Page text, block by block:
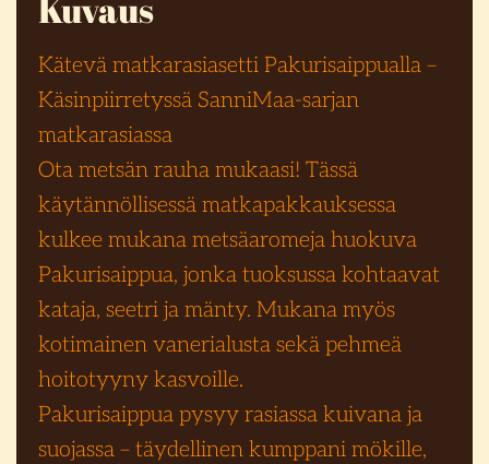
Kätevä matkarasiasetti Pakurisaippualla –
Käsinpiirretyssä SanniMaa-sarjan
matkarasiassa
Ota metsän rauha mukaasi! Tässä
käytännöllisessä matkapakkauksessa
kulkee mukana metsäaromeja huokuva
Pakurisaippua, jonka tuoksussa kohtaavat
kataja, seetri ja mänty. Mukana myös
kotimainen vanerialusta sekä pehmeä
hoitotyyny kasvoille.
Pakurisaippua pysyy rasiassa kuivana ja
suojassa – täydellinen kumppani mökille,